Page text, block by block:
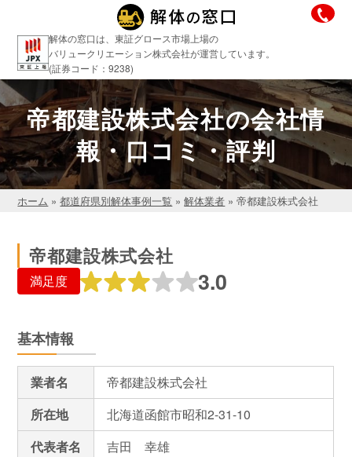
解体の窓口は、東証グロース市場上場の
バリュークリエーション株式会社が運営しています。
(証券コード：9238)
帝都建設株式会社の会社情
報・口コミ・評判
ホーム »都道府県別解体事例一覧 »解体業者 »帝都建設株式会社
帝都建設株式会社
満足度 3.0
基本情報
業者名
帝都建設株式会社
所在地
北海道函館市昭和2-31-10
代表者名
吉田 幸雄